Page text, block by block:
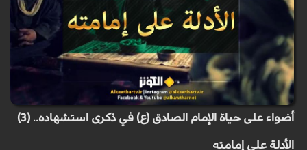
أضواء على حياة الإمام الصادق (ع) في ذكرى استشهاده.. (3)
الأدلة على إمامته